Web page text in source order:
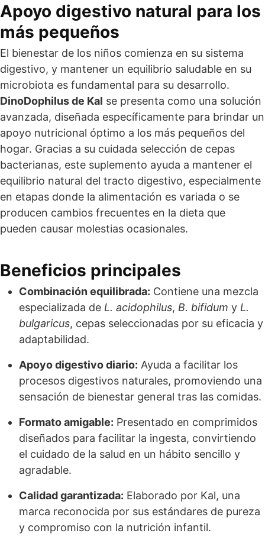
Apoyo digestivo natural para los
más pequeños
El bienestar de los niños comienza en su sistema
digestivo, y mantener un equilibrio saludable en su
microbiota es fundamental para su desarrollo.
DinoDophilus de Kal se presenta como una solución
avanzada, diseñada específicamente para brindar un
apoyo nutricional óptimo a los más pequeños del
hogar. Gracias a su cuidada selección de cepas
bacterianas, este suplemento ayuda a mantener el
equilibrio natural del tracto digestivo, especialmente
en etapas donde la alimentación es variada o se
producen cambios frecuentes en la dieta que
pueden causar molestias ocasionales.
Beneficios principales
Combinación equilibrada: Contiene una mezcla
especializada de L. acidophilus, B. bifidum y L.
bulgaricus, cepas seleccionadas por su eficacia y
adaptabilidad.
Apoyo digestivo diario: Ayuda a facilitar los
procesos digestivos naturales, promoviendo una
sensación de bienestar general tras las comidas.
Formato amigable: Presentado en comprimidos
diseñados para facilitar la ingesta, convirtiendo
el cuidado de la salud en un hábito sencillo y
agradable.
Calidad garantizada: Elaborado por Kal, una
marca reconocida por sus estándares de pureza
y compromiso con la nutrición infantil.